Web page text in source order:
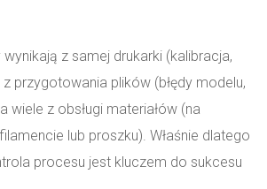
z samej drukarki (kalibracja,
przygotowania plików (błędy modelu,
wiele z obsługi materiałów (na
lub proszku). Właśnie dlatego
procesu jest kluczem do sukcesu